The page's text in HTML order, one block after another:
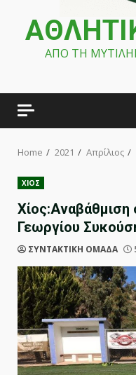
ΑΠΟ ΤΗ
Home 2021 Απρίλιος
ΧΙΟΣ
Γεωργίου
ΣΥΝΤΑΚΤΙΚΗ ΟΜΑΔΑ